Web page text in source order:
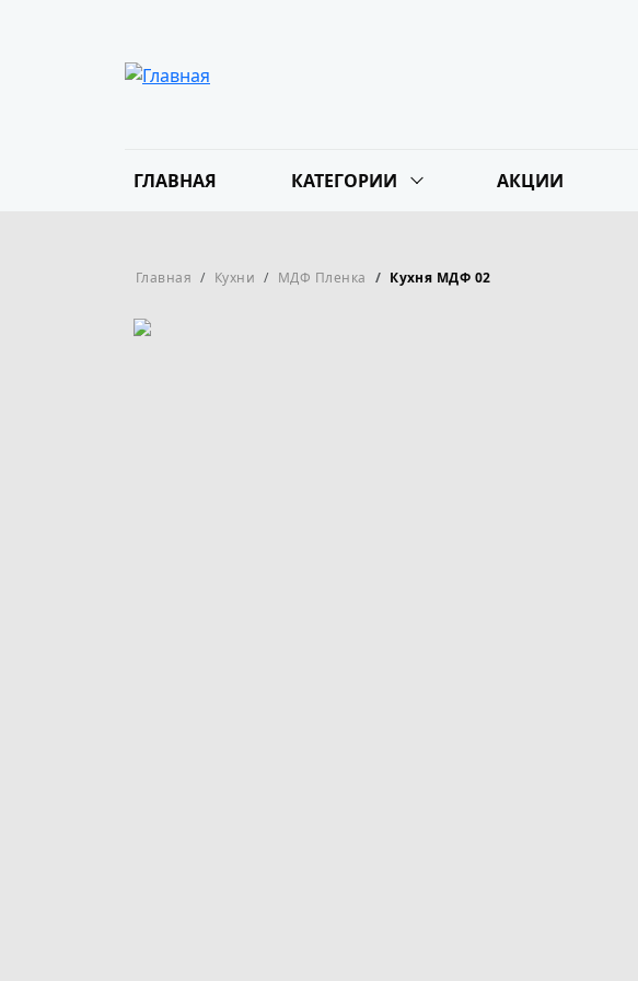
Основная навигация
ГЛАВНАЯ КАТЕГОРИИ АКЦИИ
Строка навигации
Главная Кухни МДФ Пленка Кухня МДФ 02